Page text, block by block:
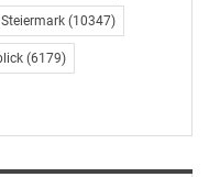
Steiermark (10347)
(6179)